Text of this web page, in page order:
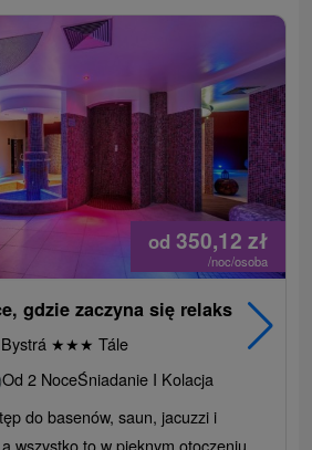
od 350,12zł
/noc/osoba
gdzie zaczyna się relaks
★★★ Tále
Od 2 NoceŚniadanie I Kolacja
do basenów, saun, jacuzzi i